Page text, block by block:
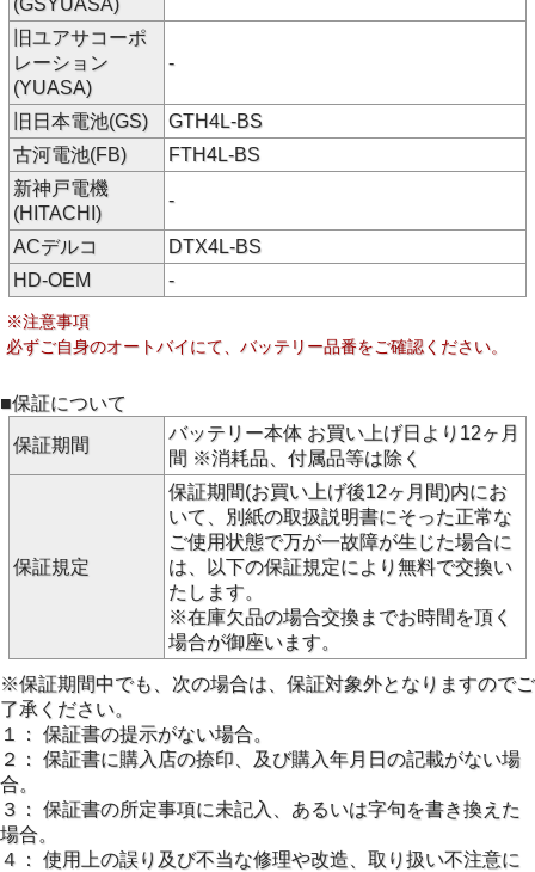
(GSYUASA)
旧ユアサコーポ
レーション
(YUASA)
-
旧日本電池(GS)
GTH4L-BS
古河電池(FB)
FTH4L-BS
新神戸電機
(HITACHI)
-
ACデルコ
DTX4L-BS
HD-OEM
-
※注意事項
必ずご自身のオートバイにて、バッテリー品番をご確認ください。
■保証について
保証期間
バッテリー本体 お買い上げ日より12ヶ月
間 ※消耗品、付属品等は除く
保証規定
保証期間(お買い上げ後12ヶ月間)内にお
いて、別紙の取扱説明書にそった正常な
ご使用状態で万が一故障が生じた場合に
は、以下の保証規定により無料で交換い
たします。
※在庫欠品の場合交換までお時間を頂く
場合が御座います。
※保証期間中でも、次の場合は、保証対象外となりますのでご
了承ください。
１： 保証書の提示がない場合。
２： 保証書に購入店の捺印、及び購入年月日の記載がない場
合。
３： 保証書の所定事項に未記入、あるいは字句を書き換えた
場合。
４： 使用上の誤り及び不当な修理や改造、取り扱い不注意に